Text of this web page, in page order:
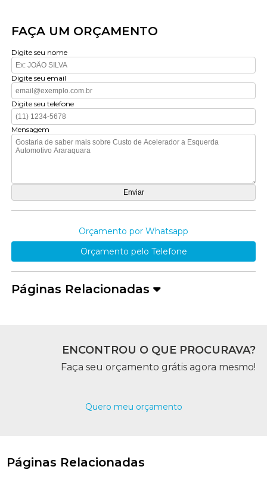
FAÇA UM ORÇAMENTO
Digite seu nome
Digite seu email
Digite seu telefone
Mensagem
Orçamento por Whatsapp
Orçamento pelo Telefone
Páginas Relacionadas
ENCONTROU O QUE PROCURAVA?
Faça seu orçamento grátis agora mesmo!
Quero meu orçamento
Páginas Relacionadas